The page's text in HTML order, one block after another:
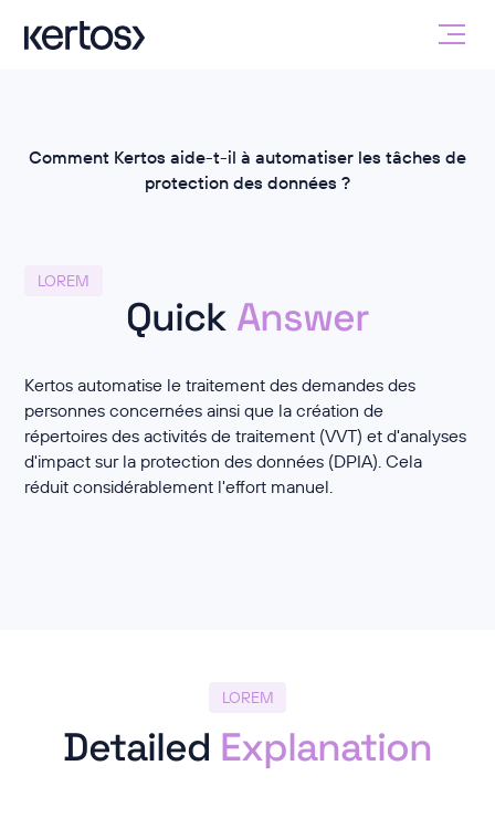
Comment Kertos aide-t-il à automatiser les tâches de
protection des données ?
LOREM
Quick Answer
Kertos automatise le traitement des demandes des
personnes concernées ainsi que la création de
répertoires des activités de traitement (VVT) et d'analyses
d'impact sur la protection des données (DPIA). Cela
réduit considérablement l'effort manuel.
LOREM
Detailed Explanation